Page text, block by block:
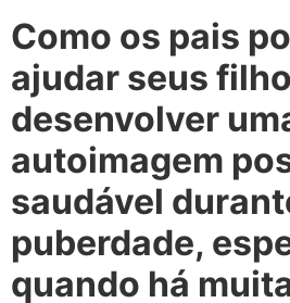
Como os pais
ajudar seus
desenvolver
autoimagem
saudável
puberdade,
quando há